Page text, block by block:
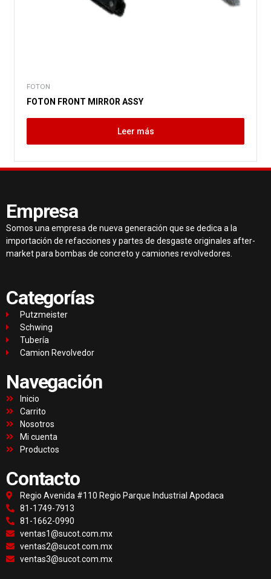
FOTON
FOTON FRONT MIRROR ASSY
Leer más
Empresa
Somos una empresa de nueva generación que se dedica a la
importación de refacciones y partes de desgaste originales after-
market para bombas de concreto y camiones revolvedores.
Categorías
Putzmeister
Schwing
Tubería
Camion Revolvedor
Navegación
Inicio
Carrito
Nosotros
Mi cuenta
Productos
Contacto
Regio Avenida #110 Regio Parque Industrial Apodaca
81-1749-7913
81-1662-0990
ventas1@sucot.com.mx
ventas2@sucot.com.mx
ventas3@sucot.com.mx